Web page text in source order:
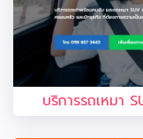
บริการรถเหมา